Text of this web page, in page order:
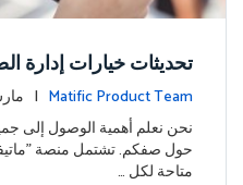
تحديثات خيارات إدارة
Matific Product Team | مارس 09, 2021 |
نحن نعلم أهمية الوصول إلى
حول صفكم. تشتمل منصة
متاحة لكل …